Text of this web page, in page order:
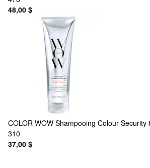
48,00 $
COLOR WOW Shampooing Colour Security
310
37,00 $